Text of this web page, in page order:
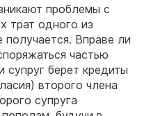
проблемы с
трат одного из
получается. Вправе ли
частью
супруг берет кредиты
второго члена
супруга